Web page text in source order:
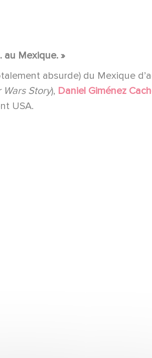
au Mexique. »
absurde) du Mexique
Wars Story), Daniel Giménez
USA.